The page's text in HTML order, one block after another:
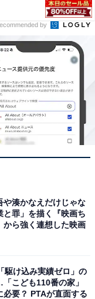
(@tokiox_official)
by
や湊かなえだけじゃな
と罪」を描く『映画ち
から強く連想した映画
駆け込み実績ゼロ」の
こども110番の家」
必要？ PTAが直面する